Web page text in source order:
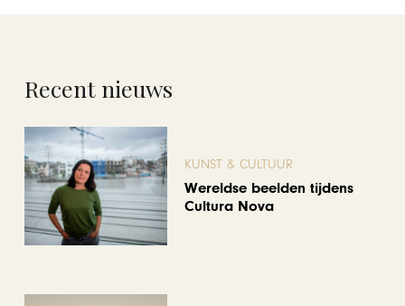
Recent nieuws
KUNST & CULTUUR
Wereldse beelden tijdens
Cultura Nova